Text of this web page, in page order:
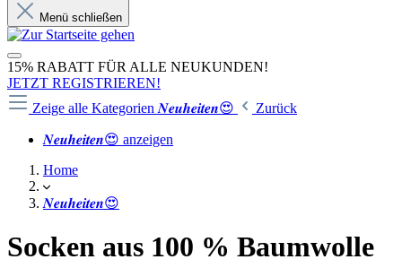
Menü schließen
15% RABATT FÜR ALLE NEUKUNDEN!
JETZT REGISTRIEREN!
Zeige alle Kategorien 𝑵𝒆𝒖𝒉𝒆𝒊𝒕𝒆𝒏😍 Zurück
𝑵𝒆𝒖𝒉𝒆𝒊𝒕𝒆𝒏😍 anzeigen
Home
𝑵𝒆𝒖𝒉𝒆𝒊𝒕𝒆𝒏😍
Socken aus 100 % Baumwolle